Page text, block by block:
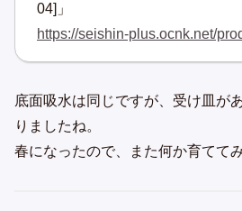
04]」
https://seishin-plus.ocnk.net/
底面吸水は同じですが、受け皿が
りましたね。
春になったので、また何か育てて